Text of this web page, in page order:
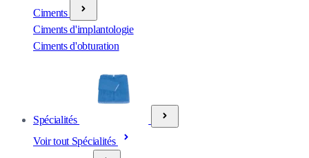
Ciments
Ciments d'implantologie
Ciments d'obturation
Spécialités
Voir tout Spécialités